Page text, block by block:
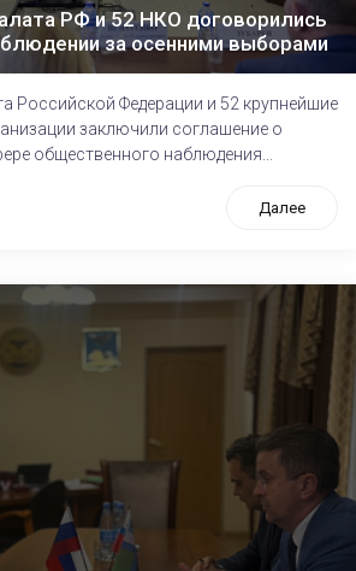
РФ и 52 НКО договорились
за осенними выборами
Российской Федерации и 52 крупнейшие
заключили соглашение о
общественного наблюдения...
Далее